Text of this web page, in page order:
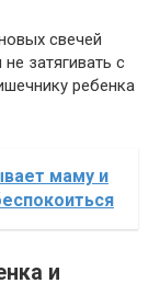
свечей
затягивать с
ребенка
маму и
и